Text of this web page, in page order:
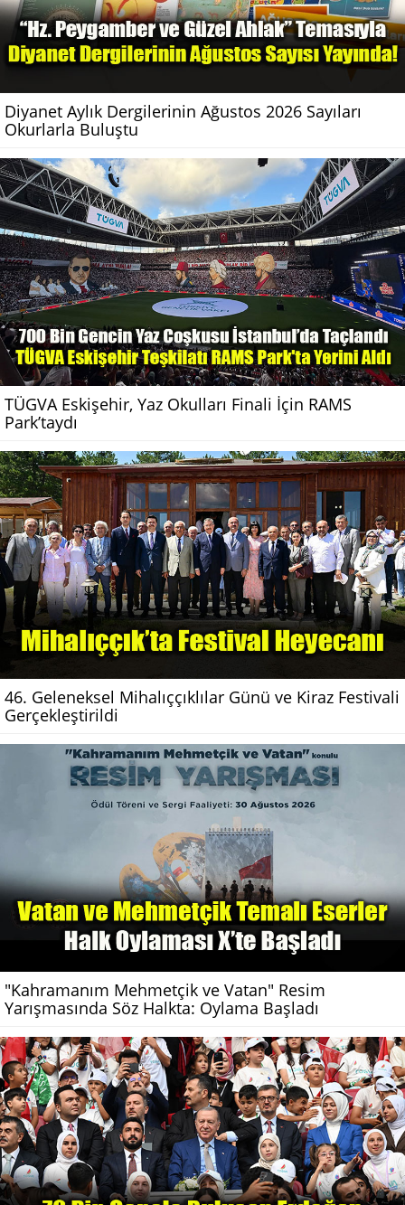
Diyanet Aylık Dergilerinin Ağustos 2026 Sayıları
Okurlarla Buluştu
TÜGVA Eskişehir, Yaz Okulları Finali İçin RAMS
Park’taydı
46. Geleneksel Mihalıççıklılar Günü ve Kiraz Festivali
Gerçekleştirildi
"Kahramanım Mehmetçik ve Vatan" Resim
Yarışmasında Söz Halkta: Oylama Başladı